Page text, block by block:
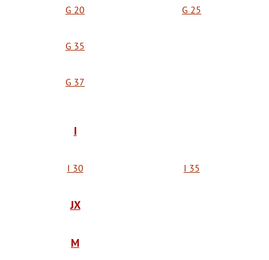
G 20 G 25
G 35
G 37
I
I 30 I 35
JX
M